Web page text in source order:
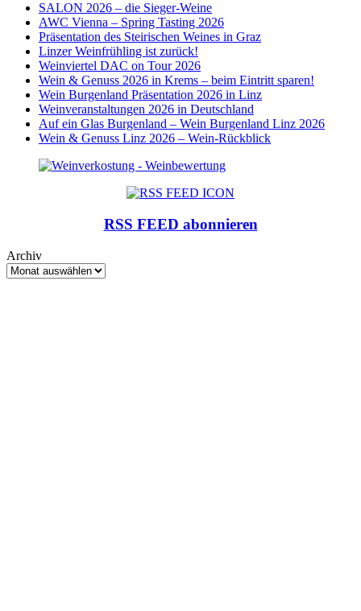
SALON 2026 – die Sieger-Weine
AWC Vienna – Spring Tasting 2026
Präsentation des Steirischen Weines in Graz
Linzer Weinfrühling ist zurück!
Weinviertel DAC on Tour 2026
Wein & Genuss 2026 in Krems – beim Eintritt sparen!
Wein Burgenland Präsentation 2026 in Linz
Weinveranstaltungen 2026 in Deutschland
Auf ein Glas Burgenland – Wein Burgenland Linz 2026
Wein & Genuss Linz 2026 – Wein-Rückblick
RSS FEED abonnieren
Archiv